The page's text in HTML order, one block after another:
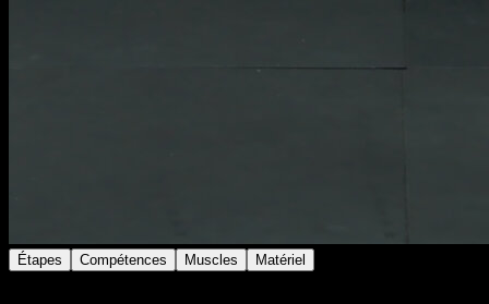
Étapes Compétences Muscles Matériel